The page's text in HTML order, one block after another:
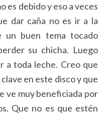
es debido y eso a veces
dar caña no es ir a la
un buen tema tocado
su chicha. Luego
a toda leche. Creo que
en este disco y que
ve muy beneficiada por
Que no es que estén